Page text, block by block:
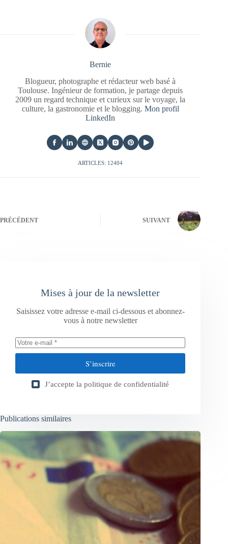
Bernie
Blogueur, photographe et rédacteur web basé à
Toulouse. Ingénieur de formation, je partage depuis
2009 un regard technique et curieux sur le voyage, la
culture, la gastronomie et le blogging. Mon profil
LinkedIn
ARTICLES: 12404
PRÉCÉDENT SUIVANT
Mises à jour de la newsletter
Saisissez votre adresse e-mail ci-dessous et abonnez-
vous à notre newsletter
S’inscrire
J’accepte la politique de confidentialité
Publications similaires